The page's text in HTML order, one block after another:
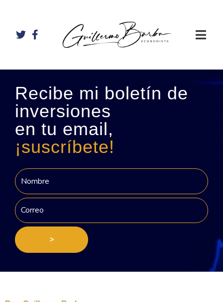
Recibe mi boletín de
inversiones
en tu email,
¡suscríbete!
>